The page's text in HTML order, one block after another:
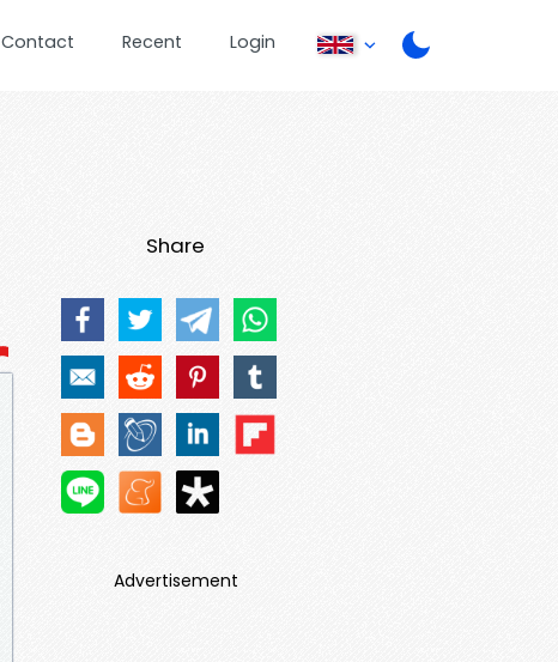
Contact Recent Login
Share
Advertisement